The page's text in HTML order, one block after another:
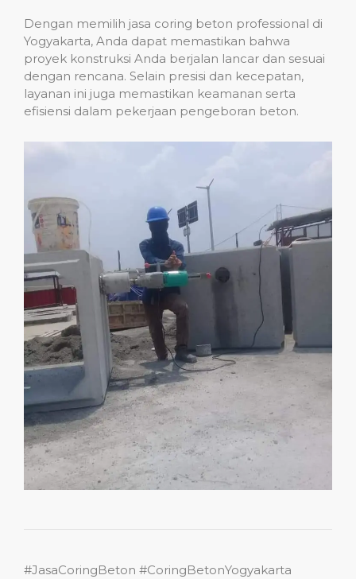
Dengan memilih jasa coring beton professional di
Yogyakarta, Anda dapat memastikan bahwa
proyek konstruksi Anda berjalan lancar dan sesuai
dengan rencana. Selain presisi dan kecepatan,
layanan ini juga memastikan keamanan serta
efisiensi dalam pekerjaan pengeboran beton.
#JasaCoringBeton #CoringBetonYogyakarta